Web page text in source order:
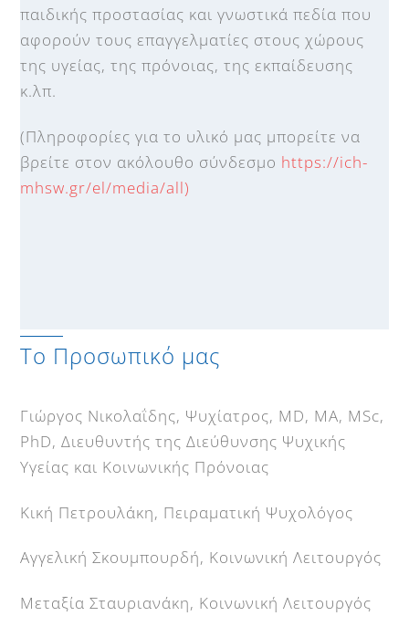
παιδικής προστασίας και γνωστικά πεδία που
αφορούν τους επαγγελματίες στους χώρους
της υγείας, της πρόνοιας, της εκπαίδευσης
κ.λπ.
(Πληροφορίες για το υλικό μας μπορείτε να
βρείτε στον ακόλουθο σύνδεσμο https://ich-
mhsw.gr/el/media/all)
Το Προσωπικό μας
Γιώργος Νικολαΐδης, Ψυχίατρος, MD, MA, MSc,
PhD, Διευθυντής της Διεύθυνσης Ψυχικής
Υγείας και Κοινωνικής Πρόνοιας
Κική Πετρουλάκη, Πειραματική Ψυχολόγος
Αγγελική Σκουμπουρδή, Κοινωνική Λειτουργός
Μεταξία Σταυριανάκη, Κοινωνική Λειτουργός